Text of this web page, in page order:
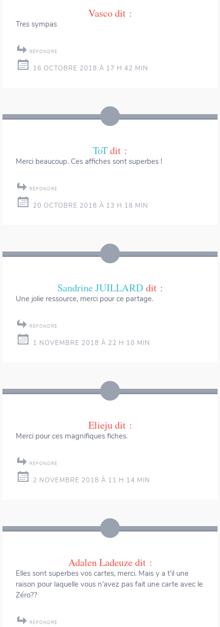
Vascodit :
Tres sympas
RÉPONDRE
16 OCTOBRE 2018 À 17 H 42 MIN
ToTdit :
Merci beaucoup. Ces affiches sont superbes !
RÉPONDRE
20 OCTOBRE 2018 À 13 H 18 MIN
Sandrine JUILLARD dit :
Une jolie ressource, merci pour ce partage.
RÉPONDRE
1 NOVEMBRE 2018 À 22 H 10 MIN
Eliejudit :
Merci pour ces magnifiques fiches.
RÉPONDRE
2 NOVEMBRE 2018 À 11 H 14 MIN
Adalen Ladeuzedit :
Elles sont superbes vos cartes, merci. Mais y a t’il une
raison pour laquelle vous n’avez pas fait une carte avec le
Zéro??
RÉPONDRE